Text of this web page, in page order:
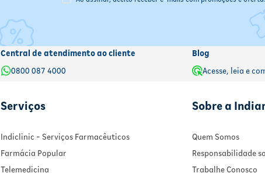
Central de atendimento ao cliente
0800 087 4000
Blog
Acesse, leia e
Serviços
Indiclinic - Serviços Farmacêuticos
Farmácia Popular
Telemedicina
Sobre a
Quem Somos
Responsabilidade
Trabalhe Conosco